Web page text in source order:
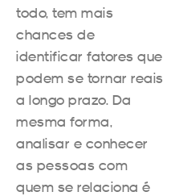
todo, tem mais
chances de
identificar fatores que
podem se tornar reais
a longo prazo. Da
mesma forma,
analisar e conhecer
as pessoas com
quem se relaciona é